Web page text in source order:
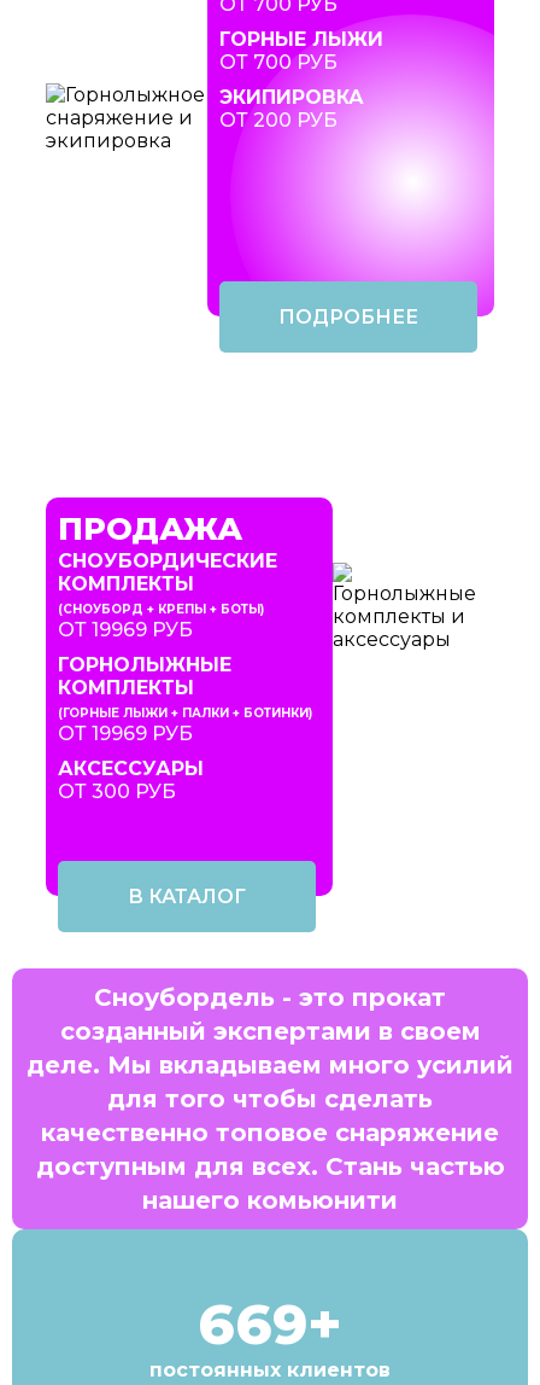
ГОРНЫЕ ЛЫЖИ
ОТ 700 РУБ
ЭКИПИРОВКА
ОТ 200 РУБ
ПОДРОБНЕЕ
ПРОДАЖА
СНОУБОРДИЧЕСКИЕ
КОМПЛЕКТЫ
(СНОУБОРД + КРЕПЫ + БОТЫ)
ОТ 19969 РУБ
ГОРНОЛЫЖНЫЕ
КОМПЛЕКТЫ
(ГОРНЫЕ ЛЫЖИ + ПАЛКИ + БОТИНКИ)
ОТ 19969 РУБ
АКСЕССУАРЫ
ОТ 300 РУБ
В КАТАЛОГ
Сноубордель - это прокат
созданный экспертами в своем
деле. Мы вкладываем много усилий
для того чтобы сделать
качественно топовое снаряжение
доступным для всех. Стань частью
нашего комьюнити
669+
постоянных клиентов